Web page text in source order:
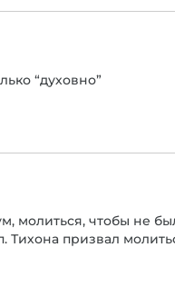
“духовно”
молиться, чтобы не
призвал